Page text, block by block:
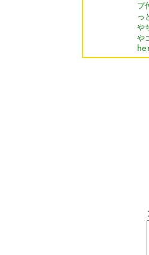
プ
っ
や
や